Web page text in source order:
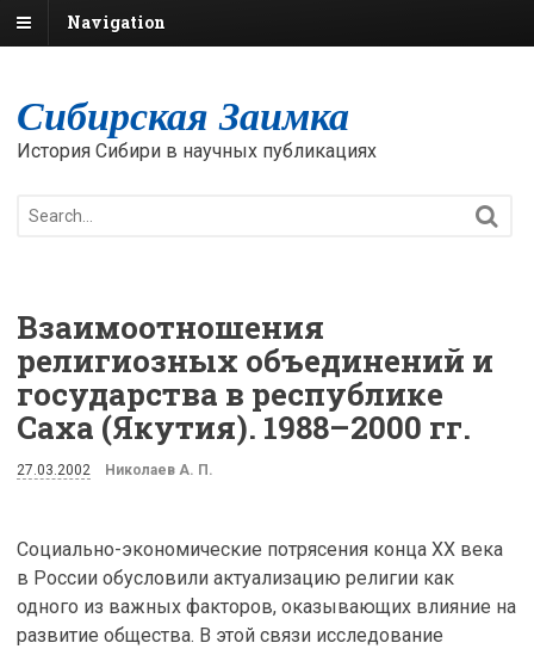
Navigation
Сибирская Заимка
История Сибири в научных публикациях
Взаимоотношения
религиозных объединений и
государства в республике
Саха (Якутия). 1988–2000 гг.
27.03.2002 Николаев А. П.
Социально-экономические потрясения конца XX века
в России обусловили актуализацию религии как
одного из важных факторов, оказывающих влияние на
развитие общества. В этой связи исследование